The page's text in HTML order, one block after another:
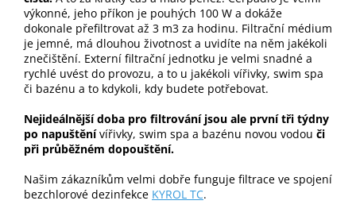
výkonné, jeho příkon je pouhých 100 W a dokáže
dokonale přefiltrovat až 3 m3 za hodinu. Filtrační médium
je jemné, má dlouhou životnost a uvidíte na něm jakékoli
znečištění. Externí filtrační jednotku je velmi snadné a
rychlé uvést do provozu, a to u jakékoli vířivky, swim spa
či bazénu a to kdykoli, kdy budete potřebovat.
Nejideálnější doba pro filtrování jsou ale první tři týdny
po napuštěnívířivky, swim spa a bazénu novou vodou či
při průběžném dopouštění.
Našim zákazníkům velmi dobře funguje filtrace ve spojení
bezchlorové dezinfekce KYROL TC.